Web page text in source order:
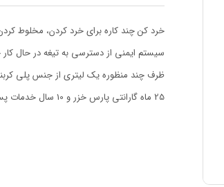
خرد کن چند کاره برای خرد کردن، مخلوط
سیستم ایمنی از دسترسی به تیغه در حال
ظرف چند منظوره یک لیتری از جنس پلی
25 ماه گارانتی پارس خزر و 10 سال خدمات پس از فروش